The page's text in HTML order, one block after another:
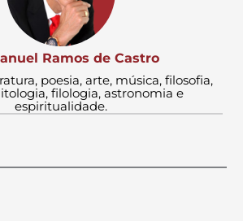
Ramos de Castro
poesia, arte, música, filosofia,
filologia, astronomia e
espiritualidade.